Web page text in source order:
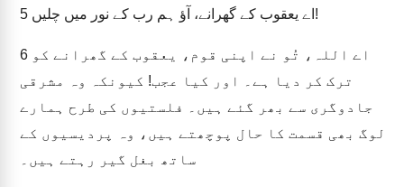
5 اے یعقوب کے گھرانے، آؤ ہم رب کے نور میں چلیں!
6
ترک کر دیا ہے۔ اور کیا عجب! کیونکہ وہ مشرقی
جادوگری سے بھر گئے ہیں۔ فلستیوں کی طرح ہمارے
لوگ بھی قسمت کا حال پوچھتے ہیں، وہ پردیسیوں کے
ساتھ بغل گیر رہتے ہیں۔